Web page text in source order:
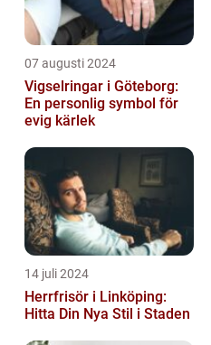
07 augusti 2024
Vigselringar i Göteborg:
En personlig symbol för
evig kärlek
14 juli 2024
Herrfrisör i Linköping:
Hitta Din Nya Stil i Staden